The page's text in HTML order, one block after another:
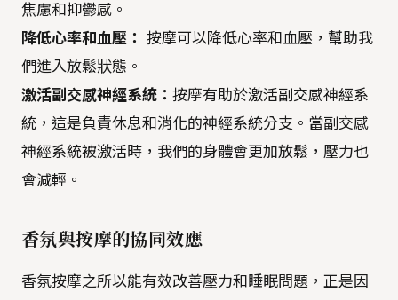
焦慮和抑鬱感。
降低心率和血壓： 按摩可以降低心率和血壓，幫助我
們進入放鬆狀態。
激活副交感神經系統： 按摩有助於激活副交感神經系
統，這是負責休息和消化的神經系統分支。當副交感
神經系統被激活時，我們的身體會更加放鬆，壓力也
會減輕。
香氛與按摩的協同效應
香氛按摩之所以能有效改善壓力和睡眠問題，正是因